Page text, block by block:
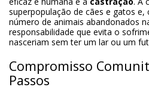
superpopulação de cães e gatos
número de animais abandonados
responsabilidade que evita o
nasceriam sem ter um lar ou um
Compromisso
Passos